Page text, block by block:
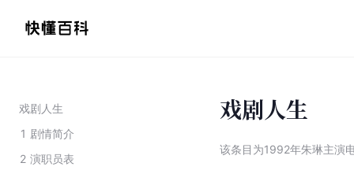
戏剧人生
1 剧情简介
2 演职员表
戏剧人生
该条目为1992年朱琳主演